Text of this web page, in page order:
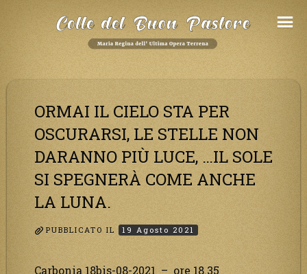
ORMAI IL CIELO STA PER
OSCURARSI, LE STELLE NON
DARANNO PIÙ LUCE, …IL SOLE
SI SPEGNERÀ COME ANCHE
LA LUNA.
PUBBLICATO IL 19 Agosto 2021
Carbonia 18bis-08-2021 – ore 18.35